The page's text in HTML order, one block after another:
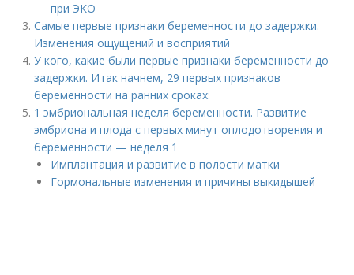
при ЭКО
Самые первые признаки беременности до задержки.
Изменения ощущений и восприятий
У кого, какие были первые признаки беременности до
задержки. Итак начнем, 29 первых признаков
беременности на ранних сроках:
1 эмбриональная неделя беременности. Развитие
эмбриона и плода с первых минут оплодотворения и
беременности — неделя 1
Имплантация и развитие в полости матки
Гормональные изменения и причины выкидышей